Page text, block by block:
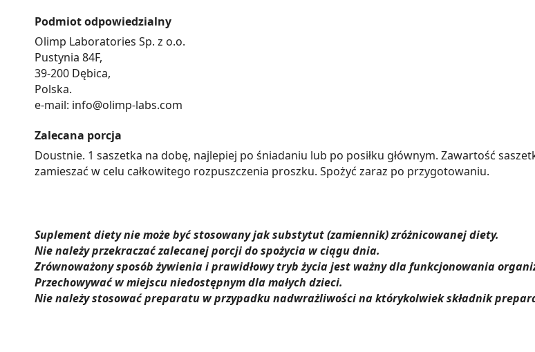
Podmiot odpowiedzialny
Olimp Laboratories Sp. z o.o.
Pustynia 84F,
39-200 Dębica,
Polska.
e-mail: info@olimp-labs.com
Zalecana porcja
Doustnie. 1 saszetka na dobę, najlepiej po śniadaniu lub po posiłku głównym. Zawartość
zamieszać w celu całkowitego rozpuszczenia proszku. Spożyć zaraz po przygotowaniu.
Suplement diety nie może być stosowany jak substytut (zamiennik) zróżnicowanej diety.
Nie należy przekraczać zalecanej porcji do spożycia w ciągu dnia.
Zrównoważony sposób żywienia i prawidłowy tryb życia jest ważny dla funkcjonowania
Przechowywać w miejscu niedostępnym dla małych dzieci.
Nie należy stosować preparatu w przypadku nadwrażliwości na którykolwiek składnik